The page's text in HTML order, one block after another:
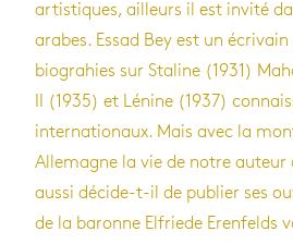
artistiques, ailleurs il est invité
arabes. Essad Bey est un écrivain
biograhies sur Staline (1931)
II (1935) et Lénine (1937)
internationaux. Mais avec la
Allemagne la vie de notre auteur
aussi décide-t-il de publier ses
de la baronne Elfriede Erenfelds